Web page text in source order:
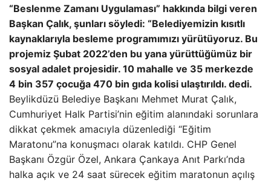
“Beslenme Zamanı Uygulaması” hakkında bilgi veren
Başkan Çalık, şunları söyledi: “Belediyemizin kısıtlı
kaynaklarıyla besleme programımızı yürütüyoruz. Bu
projemiz Şubat 2022’den bu yana yürüttüğümüz bir
sosyal adalet projesidir. 10 mahalle ve 35 merkezde
4 bin 357 çocuğa 470 bin gıda kolisi ulaştırıldı. dedi.
Beylikdüzü Belediye Başkanı Mehmet Murat Çalık,
Cumhuriyet Halk Partisi’nin eğitim alanındaki sorunlara
dikkat çekmek amacıyla düzenlediği “Eğitim
Maratonu”na konuşmacı olarak katıldı. CHP Genel
Başkanı Özgür Özel, Ankara Çankaya Anıt Parkı’nda
halka açık ve 24 saat sürecek eğitim maratonun açılış